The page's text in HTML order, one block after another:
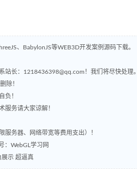
、BabylonJS等WEB3D开发案例源码下载。
站长：1218436398@qq.com！我们将尽快处理。
除！
负！
服务请大家谅解！
服务器、网络带宽等费用支出）！
：WebGL学习网
展示 超逼真